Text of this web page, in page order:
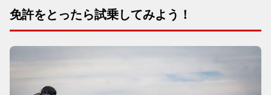
免許をとったら試乗してみよう！